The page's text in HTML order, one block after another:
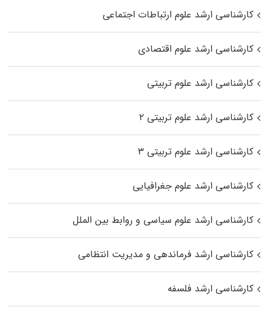
کارشناسی ارشد علوم ارتباطات اجتماعی
کارشناسی ارشد علوم اقتصادی
کارشناسی ارشد علوم تربیتی
کارشناسی ارشد علوم تربیتی ۲
کارشناسی ارشد علوم تربیتی ۳
کارشناسی ارشد علوم جغرافیایی
کارشناسی ارشد علوم سیاسی و روابط بین الملل
کارشناسی ارشد فرماندهی و مدیریت انتظامی
کارشناسی ارشد فلسفه